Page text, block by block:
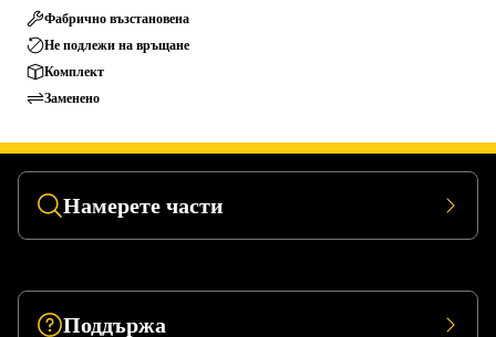
Фабрично възстановена
Не подлежи на връщане
Комплект
Заменено
Намерете части
Поддържа